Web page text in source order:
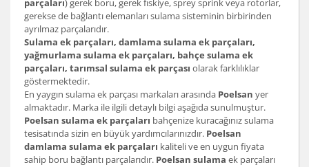
parçaları) gerek boru, gerek fıskiye, sprey sprink veya rotorlar,
gerekse de bağlantı elemanları sulama sisteminin birbirinden
ayrılmaz parçalarıdır.
Sulama ek parçaları, damlama sulama ek parçaları,
yağmurlama sulama ek parçaları, bahçe sulama ek
parçaları, tarımsal sulama ek parçası olarak farklılıklar
göstermektedir.
En yaygın sulama ek parçası markaları arasında Poelsan yer
almaktadır. Marka ile ilgili detaylı bilgi aşağıda sunulmuştur.
Poelsan sulama ek parçaları bahçenize kuracağınız sulama
tesisatında sizin en büyük yardımcılarınızdır. Poelsan
damlama sulama ek parçaları kaliteli ve en uygun fiyata
sahip boru bağlantı parçalarıdır. Poelsan sulama ek parçaları